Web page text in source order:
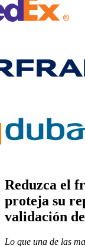
Reduzca el
proteja su
validación
Lo que una de las